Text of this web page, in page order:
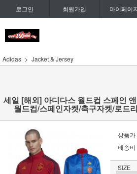
로그인 회원가입 마이페이
Adidas Jacket & Jersey
세일 [해외] 아디다스 월드컵 스페인
월드컵/스페인자켓/축구자켓/로드
상품가
배송비
SIZE